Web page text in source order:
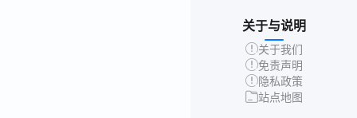
关于与说明
关于我们
免责声明
隐私政策
站点地图